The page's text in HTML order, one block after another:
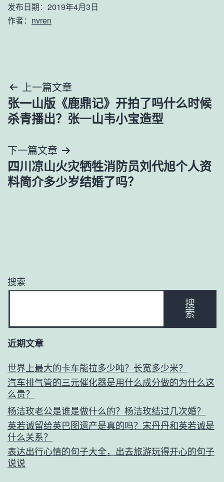
发布日期： 2019年4月3日
作者： nvren
文
章
航
上一篇文章
张一山版《鹿鼎记》开拍了吗什么时候
杀青播出？张一山韦小宝造型
下一篇文章
四川凉山火灾牺牲消防员刘代旭个人资
料简介多少岁结婚了吗？
搜索
搜
索
近期文章
世界上最大的卡车能拉多少吨？长宽多少米？
汽车排气管的三元催化器是用什么成分做的为什么这
么贵？
杨洁玫老公是谁是做什么的？杨洁玫结过几次婚？
英若诚留给英巴图遗产是真的吗？宋丹丹和英若诚是
什么关系？
表达出行心情的句子大全，出去旅游玩得开心的句子
说说